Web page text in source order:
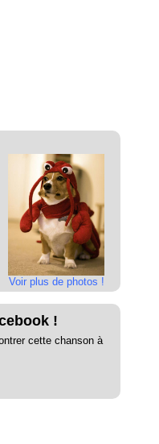
Voir plus de photos !
!
cette chanson à